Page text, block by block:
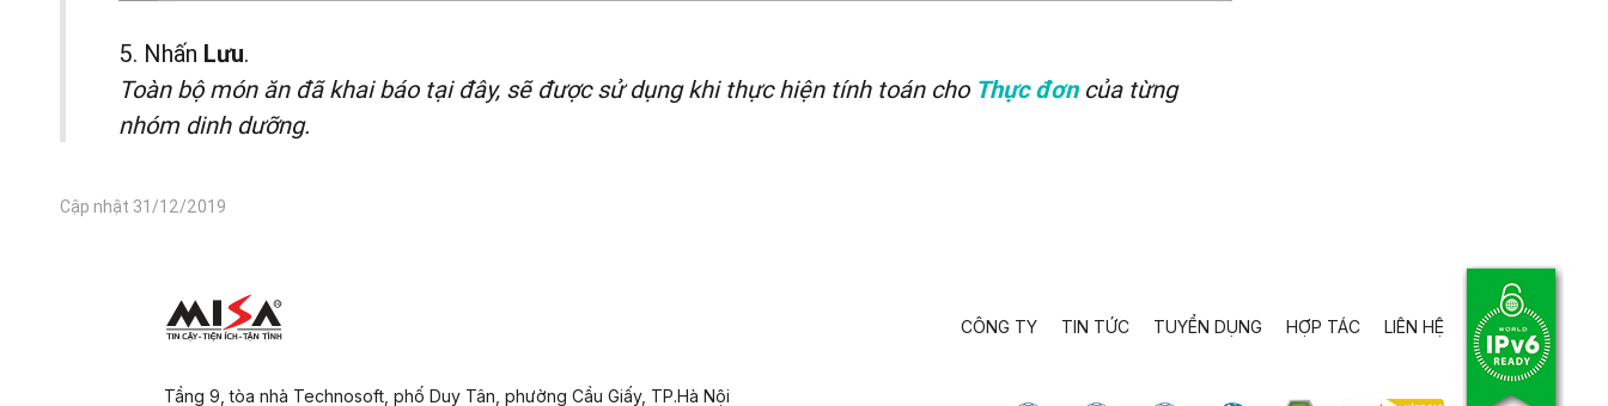
5. Nhấn Lưu.
Toàn bộ món ăn đã khai báo tại đây, sẽ được sử dụng khi thực hiện tính toán cho Thực đơn của từng
nhóm dinh dưỡng.
Cập nhật 31/12/2019
CÔNG TY TIN TỨC TUYỂN DỤNG HỢP TÁC LIÊN HỆ
Tầng 9, tòa nhà Technosoft, phố Duy Tân, phường Cầu Giấy, TP.Hà Nội